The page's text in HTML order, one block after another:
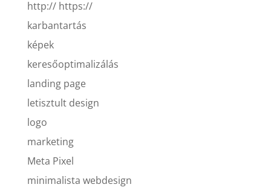
http:// https://
karbantartás
képek
keresőoptimalizálás
landing page
letisztult design
logo
marketing
Meta Pixel
minimalista webdesign